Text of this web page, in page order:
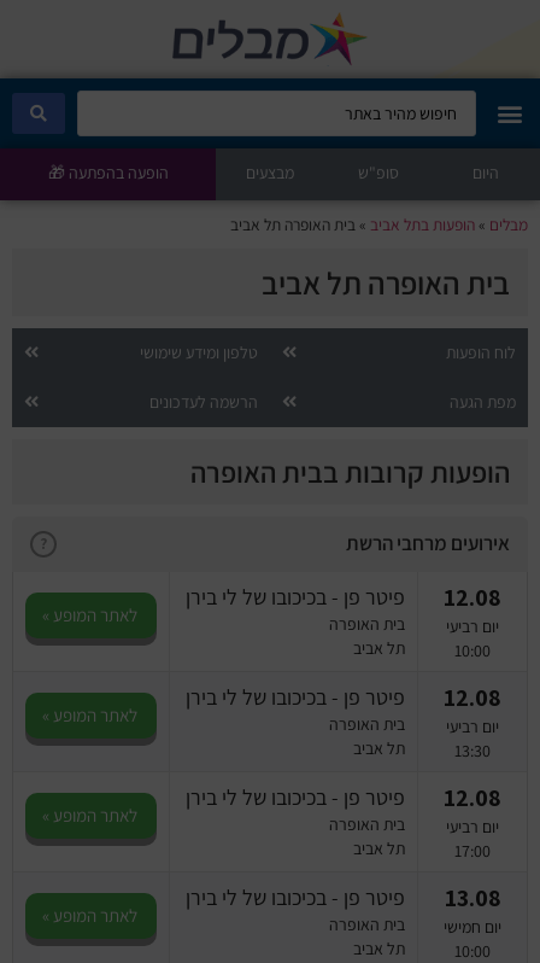
מבלים קלאב
הופעות היום
סטנדאפ
הצגות ילדים
הופעות חיות
הצגות תיאטרון
מחזות זמר
מחול ובלט
הרצאות
סרטים
חופשה והופעה
היום סופ"ש מבצעים הופעה בהפתעה 🎁
מבלים »הופעות בתל אביב »בית האופרה תל אביב
בית האופרה תל אביב
לוח הופעות טלפון ומידע שימושי
מפת הגעה הרשמה לעדכונים
הופעות קרובות בבית האופרה
אירועים מרחבי הרשת ?
12.08
יום רביעי
10:00
פיטר פן - בכיכובו של לי בירן
בית האופרה
תל אביב
לאתר המופע »
12.08
יום רביעי
13:30
פיטר פן - בכיכובו של לי בירן
בית האופרה
תל אביב
לאתר המופע »
12.08
יום רביעי
17:00
פיטר פן - בכיכובו של לי בירן
בית האופרה
תל אביב
לאתר המופע »
13.08
יום חמישי
10:00
פיטר פן - בכיכובו של לי בירן
בית האופרה
תל אביב
לאתר המופע »